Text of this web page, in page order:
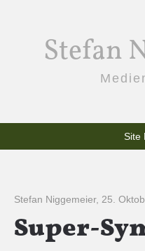
Stefan
Site
Stefan Niggemeier, 25.
Super-